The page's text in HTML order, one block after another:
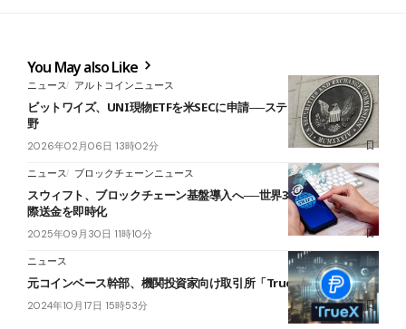
You May also Like
ニュース アルトコインニュース
ビットワイズ、UNI現物ETFを米SECに申請──ステーキング導入も視
野
2026年02月06日 13時02分
ニュース ブロックチェーンニュース
スウィフト、ブロックチェーン基盤導入へ──世界30銀行と連携、国
際送金を即時化
2025年09月30日 11時10分
ニュース
元コインベース幹部、機関投資家向け取引所「TrueX」を正式発表
2024年10月17日 15時53分